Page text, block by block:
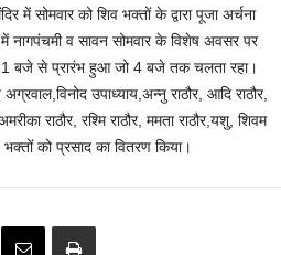
में सोमवार को शिव भक्तों के द्वारा पूजा अर्चना
नागपंचमी व सावन सोमवार के विशेष अवसर पर
बजे से प्रारंभ हुआ जो 4 बजे तक चलता रहा।
उपाध्याय,अन्नु राठौर, आदि राठौर,
राठौर, रश्मि राठौर, ममता राठौर,यशु, शिवम
भक्तों को प्रसाद का वितरण किया।